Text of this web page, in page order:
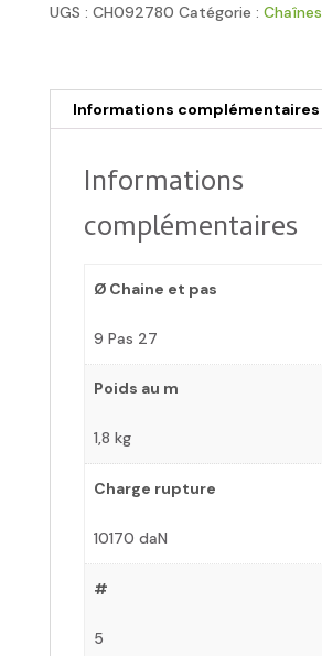
UGS : CH092780 Catégorie : Chaînes
Informations complémentaires
Informations
complémentaires
Ø Chaine et pas
9 Pas 27
Poids au m
1,8 kg
Charge rupture
10170 daN
#
5